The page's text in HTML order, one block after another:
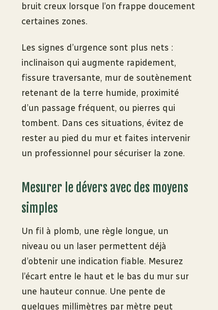
bruit creux lorsque l’on frappe doucement
certaines zones.
Les signes d’urgence sont plus nets :
inclinaison qui augmente rapidement,
fissure traversante, mur de soutènement
retenant de la terre humide, proximité
d’un passage fréquent, ou pierres qui
tombent. Dans ces situations, évitez de
rester au pied du mur et faites intervenir
un professionnel pour sécuriser la zone.
Mesurer le dévers avec des moyens
simples
Un fil à plomb, une règle longue, un
niveau ou un laser permettent déjà
d’obtenir une indication fiable. Mesurez
l’écart entre le haut et le bas du mur sur
une hauteur connue. Une pente de
quelques millimètres par mètre peut